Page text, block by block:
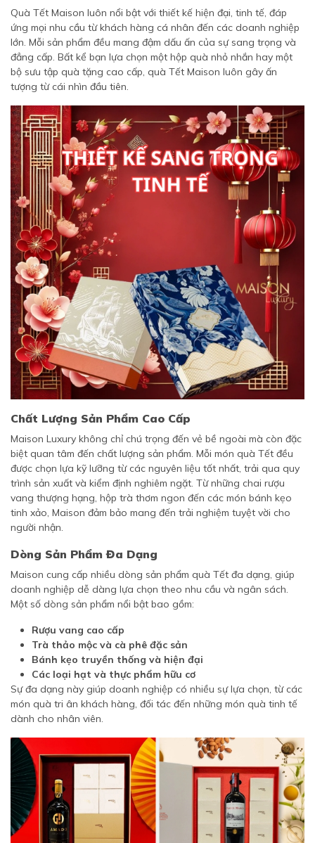
Quà Tết Maison luôn nổi bật với thiết kế hiện đại, tinh tế, đáp
ứng mọi nhu cầu từ khách hàng cá nhân đến các doanh nghiệp
lớn. Mỗi sản phẩm đều mang đậm dấu ấn của sự sang trọng và
đẳng cấp. Bất kể bạn lựa chọn một hộp quà nhỏ nhắn hay một
bộ sưu tập quà tặng cao cấp, quà Tết Maison luôn gây ấn
tượng từ cái nhìn đầu tiên.
Chất Lượng Sản Phẩm Cao Cấp
Maison Luxury không chỉ chú trọng đến vẻ bề ngoài mà còn đặc
biệt quan tâm đến chất lượng sản phẩm. Mỗi món quà Tết đều
được chọn lựa kỹ lưỡng từ các nguyên liệu tốt nhất, trải qua quy
trình sản xuất và kiểm định nghiêm ngặt. Từ những chai rượu
vang thượng hạng, hộp trà thơm ngon đến các món bánh kẹo
tinh xảo, Maison đảm bảo mang đến trải nghiệm tuyệt vời cho
người nhận.
Dòng Sản Phẩm Đa Dạng
Maison cung cấp nhiều dòng sản phẩm quà Tết đa dạng, giúp
doanh nghiệp dễ dàng lựa chọn theo nhu cầu và ngân sách.
Một số dòng sản phẩm nổi bật bao gồm:
Rượu vang cao cấp
Trà thảo mộc và cà phê đặc sản
Bánh kẹo truyền thống và hiện đại
Các loại hạt và thực phẩm hữu cơ
Sự đa dạng này giúp doanh nghiệp có nhiều sự lựa chọn, từ các
món quà tri ân khách hàng, đối tác đến những món quà tinh tế
dành cho nhân viên.